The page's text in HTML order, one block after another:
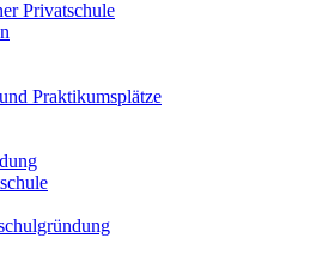
Privatschule
Praktikumsplätze